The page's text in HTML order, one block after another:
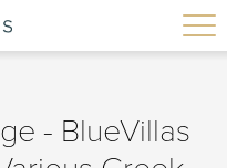
- BlueVillas